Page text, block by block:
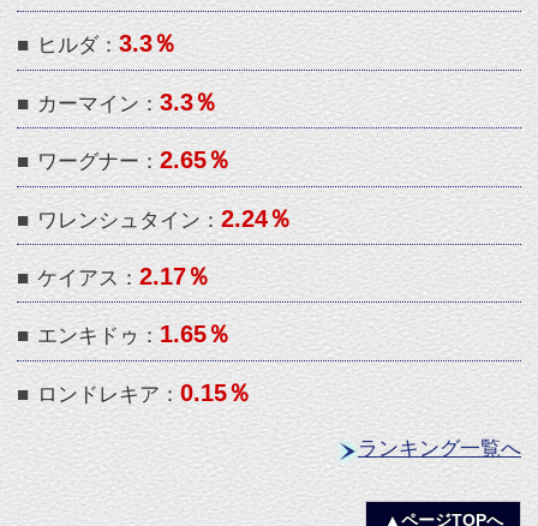
ランキング一覧へ
サイトTOPへ プロフィール
ログイン ランキング
アークシステムワークス公式サイトへ
(C) FRENCH BREAD / ARC SYSTEM WORKS